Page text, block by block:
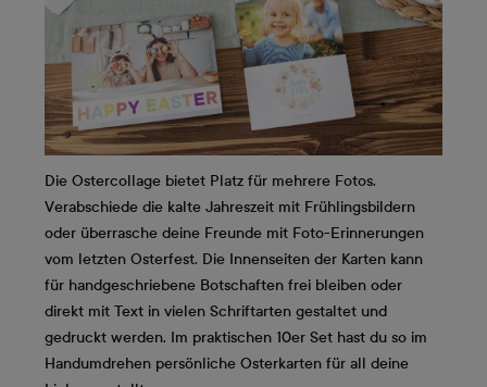
Die Ostercollage bietet Platz für mehrere Fotos.
Verabschiede die kalte Jahreszeit mit Frühlingsbildern
oder überrasche deine Freunde mit Foto-Erinnerungen
vom letzten Osterfest. Die Innenseiten der Karten kann
für handgeschriebene Botschaften frei bleiben oder
direkt mit Text in vielen Schriftarten gestaltet und
gedruckt werden. Im praktischen 10er Set hast du so im
Handumdrehen persönliche Osterkarten für all deine